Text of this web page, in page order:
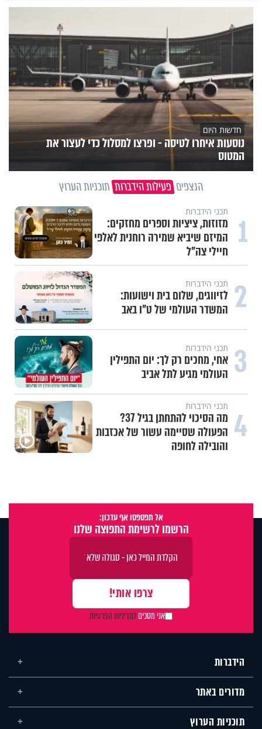
חדשות היום
נוסעות איחרו לטיסה - ופרצו למסלול כדי לעצור את
המטוס
הנצפים פעילות הידברות תוכניות הערוץ
1 תכני הידברות
מזוזות, ציציות וספרים מחזקים:
המיזם שיביא שמירה רוחנית לאלפי
חיילי צה"ל
2 תכני הידברות
לזיווגים, שלום בית וישועות:
המשדר העולמי של ט"ו באב
3 תכני הידברות
אחי, מחכים רק לך: יום התפילין
העולמי מגיע לתל אביב
4 תכני הידברות
מה הסיכוי להתחתן בגיל 37?
הפעולה שסיימה עשור של אכזבות
והובילה לחופה
אל תפספסו אף עדכון:
הרשמו לרשימת התפוצה שלנו
אני מסכיםלמדיניות הפרטיות
הידברות
מדורים באתר
תוכניות הערוץ